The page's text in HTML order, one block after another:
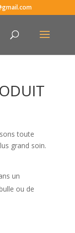
toute
grand soin.
un
ou de